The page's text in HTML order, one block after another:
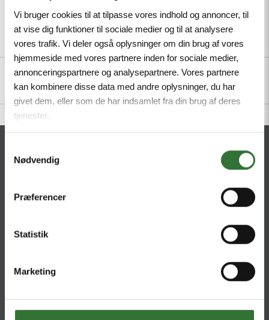
Vi bruger cookies til at tilpasse vores indhold og annoncer, til
at vise dig funktioner til sociale medier og til at analysere
vores trafik. Vi deler også oplysninger om din brug af vores
hjemmeside med vores partnere inden for sociale medier,
annonceringspartnere og analysepartnere. Vores partnere
kan kombinere disse data med andre oplysninger, du har
givet dem, eller som de har indsamlet fra din brug af deres
tjenester.
Nødvendig
Præferencer
Statistik
Marketing
Description Specifications Files
Theilgaards Torv 1
Ellemosen 4
@: